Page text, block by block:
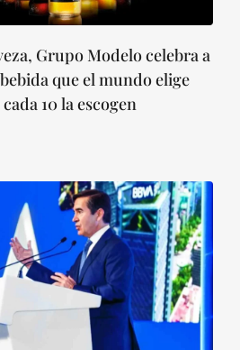
Grupo Modelo celebra a
que el mundo elige
10 la escogen